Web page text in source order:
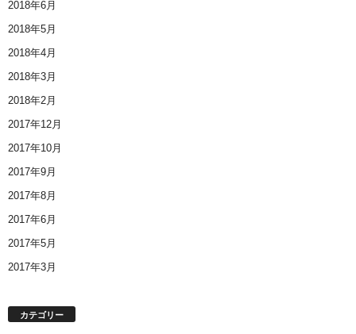
2018年6月
2018年5月
2018年4月
2018年3月
2018年2月
2017年12月
2017年10月
2017年9月
2017年8月
2017年6月
2017年5月
2017年3月
カテゴリー